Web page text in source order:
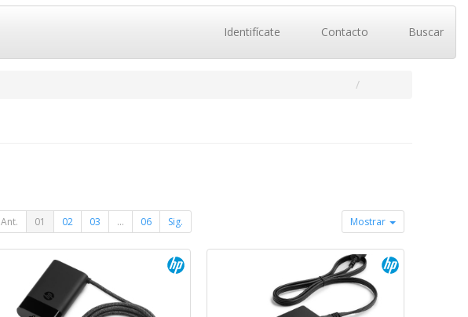
Identifícate Contacto Buscar
Ant. 01 02 03 ... 06 Sig. Mostrar